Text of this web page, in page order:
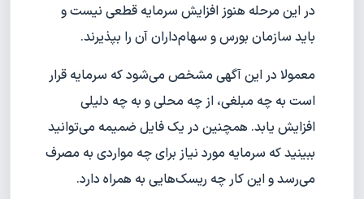
در این مرحله هنوز افزایش سرمایه قطعی نیست و
باید سازمان بورس و سهام‌داران آن را بپذیرند.
معمولا در این آگهی مشخص می‌شود که سرمایه قرار
است به چه مبلغی، از چه محلی و به چه دلیلی
افزایش یابد. همچنین در یک فایل ضمیمه می‌توانید
ببینید که سرمایه مورد نیاز برای چه مواردی به مصرف
می‌رسد و این کار چه ریسک‌هایی به همراه دارد.